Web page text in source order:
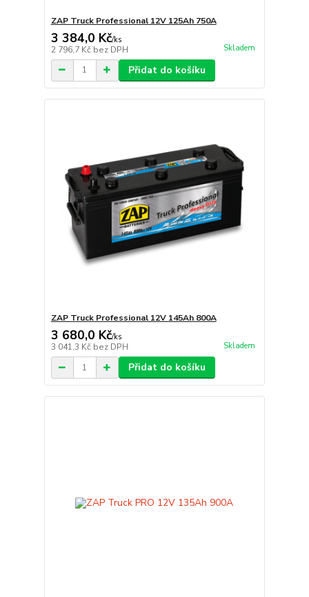
ZAP Truck Professional 12V 125Ah 750A
3 384,0 Kč/ks
2 796,7 Kč bez DPH Skladem
Přidat do košíku
ZAP Truck Professional 12V 145Ah 800A
3 680,0 Kč/ks
3 041,3 Kč bez DPH Skladem
Přidat do košíku